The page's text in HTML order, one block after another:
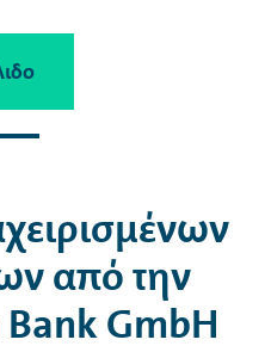
από την
BankGmbH